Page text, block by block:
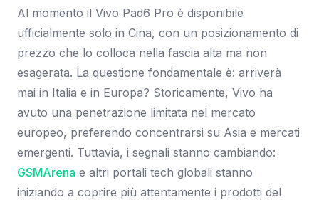
Al momento il Vivo Pad6 Pro è disponibile
ufficialmente solo in Cina, con un posizionamento di
prezzo che lo colloca nella fascia alta ma non
esagerata. La questione fondamentale è: arriverà
mai in Italia e in Europa? Storicamente, Vivo ha
avuto una penetrazione limitata nel mercato
europeo, preferendo concentrarsi su Asia e mercati
emergenti. Tuttavia, i segnali stanno cambiando:
GSMArena e altri portali tech globali stanno
iniziando a coprire più attentamente i prodotti del